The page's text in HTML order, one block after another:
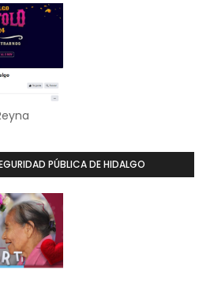
PÚBLICA DE HIDALGO